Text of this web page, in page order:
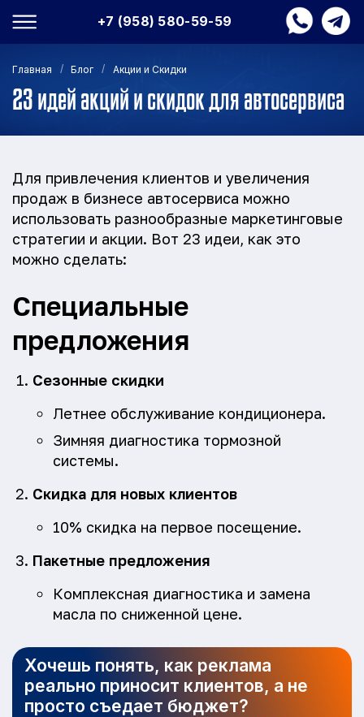
+7 (958) 580-59-59
Главная / Блог / Акции и Скидки
23 идей акций и скидок для автосервиса
Для привлечения клиентов и увеличения
продаж в бизнесе автосервиса можно
использовать разнообразные маркетинговые
стратегии и акции. Вот 23 идеи, как это
можно сделать:
Специальные
предложения
Сезонные скидки
Летнее обслуживание кондиционера.
Зимняя диагностика тормозной
системы.
Скидка для новых клиентов
10% скидка на первое посещение.
Пакетные предложения
Комплексная диагностика и замена
масла по сниженной цене.
Хочешь понять, как реклама
реально приносит клиентов, а не
просто съедает бюджет?